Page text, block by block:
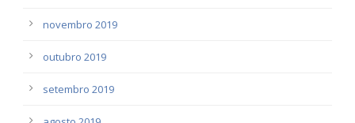
novembro 2019
outubro 2019
setembro 2019